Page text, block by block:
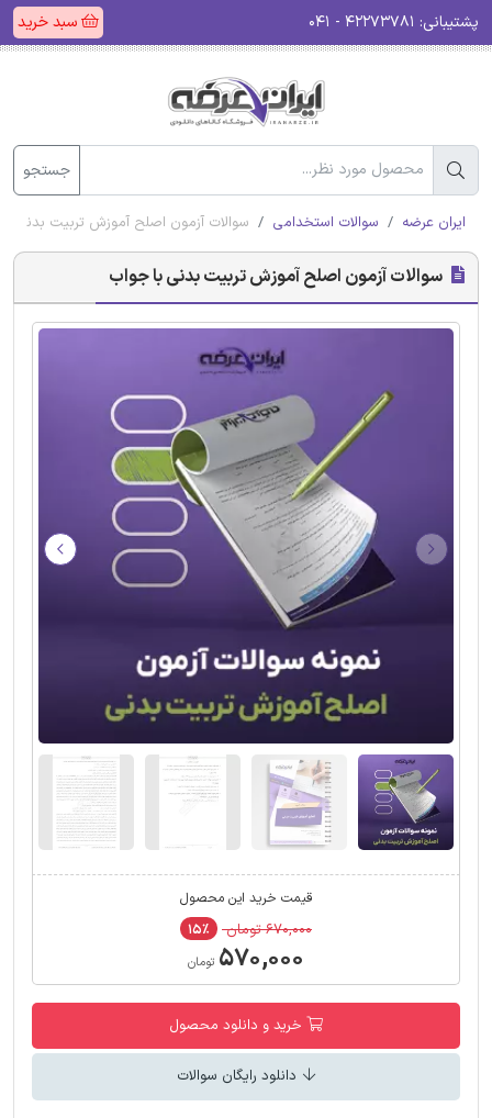
پشتیبانی: سبد خرید
جستجو
ایران عرضه سوالات استخدامی سوالات آزمون اصلح آموزش تربیت بدنی
سوالات آزمون اصلح آموزش تربیت بدنی با جواب
قیمت خرید این محصول
۶۷۰,۰۰۰ تومان ۱۵٪
۵۷۰,۰۰۰ تومان
خرید و دانلود محصول
دانلود رایگان سوالات